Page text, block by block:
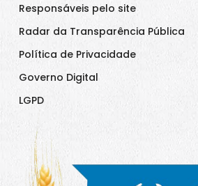
Responsáveis pelo site
Radar da Transparência Pública
Política de Privacidade
Governo Digital
LGPD